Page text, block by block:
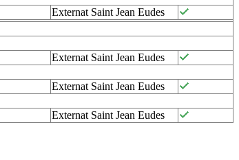
Externat Saint Jean Eudes
Externat Saint Jean Eudes
Externat Saint Jean Eudes
Externat Saint Jean Eudes